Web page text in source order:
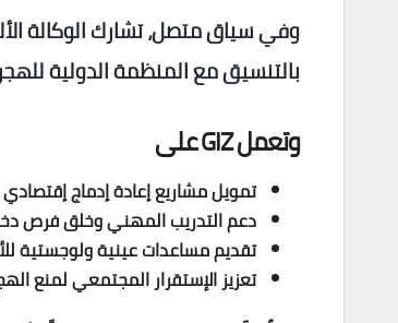
بالتنسيق مع المنظمة الدولية
وتعمل GIZ على
تمويل مشاريع إعادة إدماج
دعم التدريب المهني وخلق فرص
تقديم مساعدات عينية ولوجستية
تعزيز الإستقرار المجتمعي لمنع